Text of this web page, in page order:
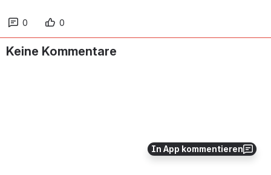
In App kommentieren
0 0
Keine Kommentare